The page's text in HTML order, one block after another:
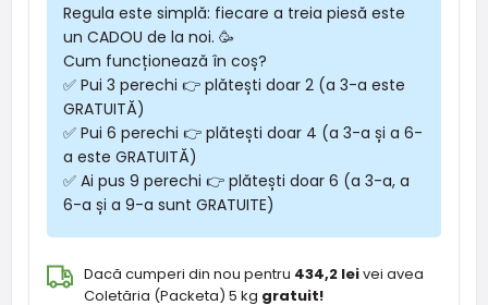
Regula este simplă: fiecare a treia piesă este
un CADOU de la noi. 🥳
Cum funcționează în coș?
✅ Pui 3 perechi 👉 plătești doar 2 (a 3-a este
GRATUITĂ)
✅ Pui 6 perechi 👉 plătești doar 4 (a 3-a și a 6-
a este GRATUITĂ)
✅ Ai pus 9 perechi 👉 plătești doar 6 (a 3-a, a
6-a și a 9-a sunt GRATUITE)
Dacă cumperi din nou pentru 434,2 leivei avea
Coletăria (Packeta) 5 kg gratuit!